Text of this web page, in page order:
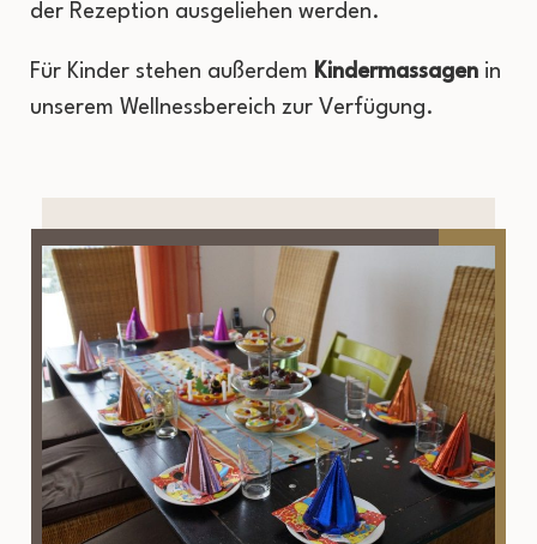
der Rezeption ausgeliehen werden.
Für Kinder stehen außerdem Kindermassagen in
unserem Wellnessbereich zur Verfügung.